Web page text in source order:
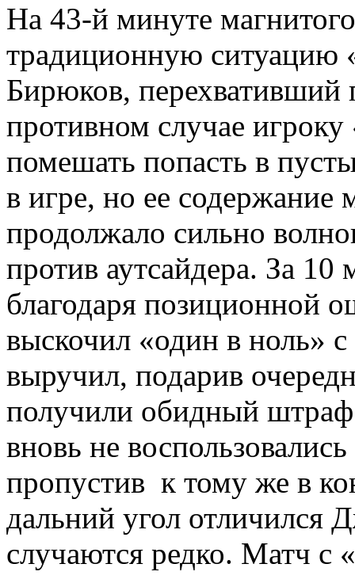
На 43-й минуте
традиционную ситуацию
Бирюков, перехвативший
противном случае
помешать попасть в
в игре, но ее содержание
продолжало сильно
против аутсайдера. За
благодаря позиционной
выскочил «один в ноль»
выручил, подарив
получили обидный
вновь не
пропустив к тому же в
дальний угол отличился
случаются редко. Матч с